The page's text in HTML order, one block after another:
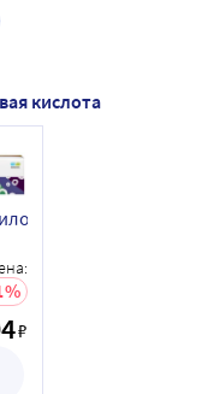
кислота
₽